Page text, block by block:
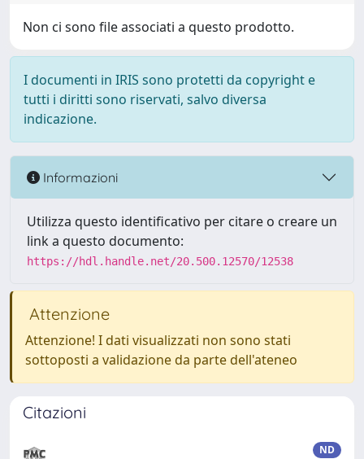
Non ci sono file associati a questo prodotto.
I documenti in IRIS sono protetti da copyright e
tutti i diritti sono riservati, salvo diversa
indicazione.
Informazioni
Utilizza questo identificativo per citare o creare un
link a questo documento:
https://hdl.handle.net/20.500.12570/12538
Attenzione
Attenzione! I dati visualizzati non sono stati
sottoposti a validazione da parte dell'ateneo
Citazioni
ND